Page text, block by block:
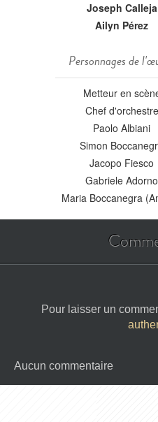
Joseph Calleja
Ailyn Pérez
Personnages de
Metteur en
Chef d'orchestre
Paolo Albiani
Simon
Jacopo Fiesco
Gabriele Adorno
Maria Boccanegra
Pour laisser un
Aucun commentaire